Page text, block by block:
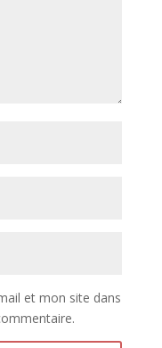
et mon site dans